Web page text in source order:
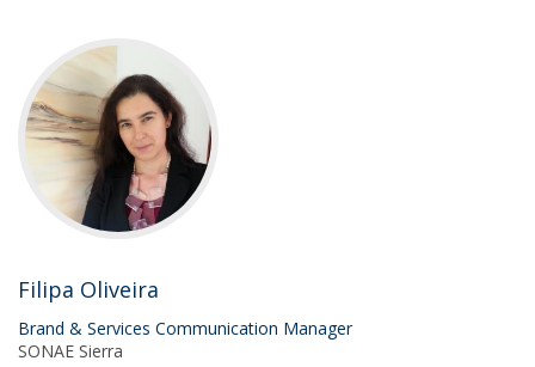
Filipa Oliveira
Brand & Services Communication Manager
SONAE Sierra